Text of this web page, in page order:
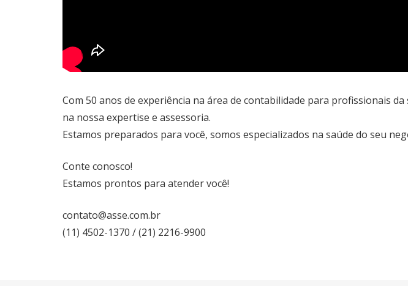
Com 50 anos de experiência na área de contabilidade para profissionais
na nossa expertise e assessoria.
Estamos preparados para você, somos especializados na saúde do seu
Conte conosco!
Estamos prontos para atender você!
contato@asse.com.br
(11) 4502-1370 / (21) 2216-9900